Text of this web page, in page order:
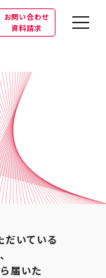
お問い合わせ
資料請求
だいている
届いた